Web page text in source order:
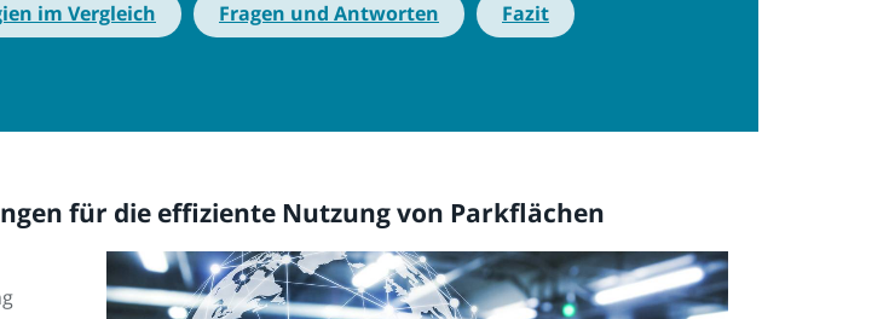
im Vergleich Fragen und Antworten Fazit
für die effiziente Nutzung von Parkflächen